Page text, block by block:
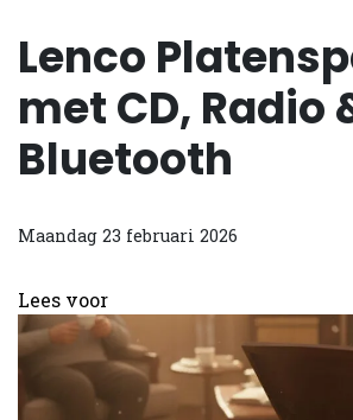
Lenco
met CD, Radio
Bluetooth
Maandag 23 februari 2026
Lees voor